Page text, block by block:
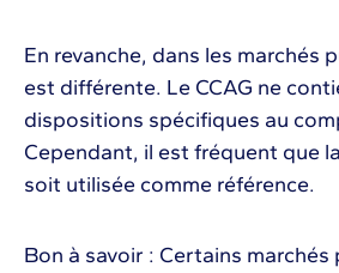
En revanche, dans les marchés
est différente. Le CCAG ne
dispositions spécifiques au
Cependant, il est fréquent que la
soit utilisée comme référence.
Bon à savoir : Certains